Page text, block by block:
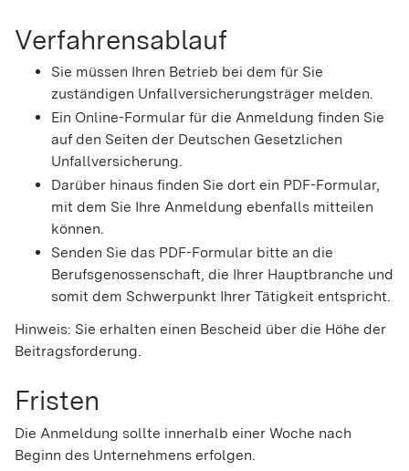
Verfahrensablauf
Sie müssen Ihren Betrieb bei dem für Sie
zuständigen Unfallversicherungsträger melden.
Ein Online-Formular für die Anmeldung finden Sie
auf den Seiten der Deutschen Gesetzlichen
Unfallversicherung.
Darüber hinaus finden Sie dort ein PDF-Formular,
mit dem Sie Ihre Anmeldung ebenfalls mitteilen
können.
Senden Sie das PDF-Formular bitte an die
Berufsgenossenschaft, die Ihrer Hauptbranche und
somit dem Schwerpunkt Ihrer Tätigkeit entspricht.
Hinweis: Sie erhalten einen Bescheid über die Höhe der
Beitragsforderung.
Fristen
Die Anmeldung sollte innerhalb einer Woche nach
Beginn des Unternehmens erfolgen.